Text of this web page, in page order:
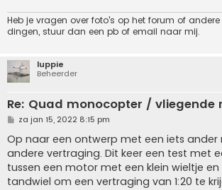
Heb je vragen over foto's op het forum of
dingen, stuur dan een pb of email naar mij.
luppie
Beheerder
Re: Quad monocopter / vliegende
B
r
i
c
h
t
za jan 15, 2022 8:15 pm
Op naar een ontwerp met een iets
andere vertraging. Dit keer een test met
tussen een motor met een klein wieltje
tandwiel om een vertraging van 1:20 te